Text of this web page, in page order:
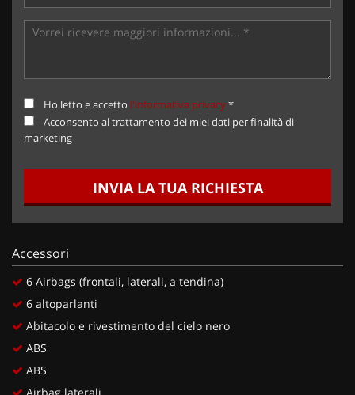
Ho letto e accetto l'informativa privacy*
Acconsento al trattamento dei miei dati per finalità di
marketing
INVIA LA TUA RICHIESTA
Accessori
6 Airbags (frontali, laterali, a tendina)
6 altoparlanti
Abitacolo e rivestimento del cielo nero
ABS
ABS
Airbag laterali